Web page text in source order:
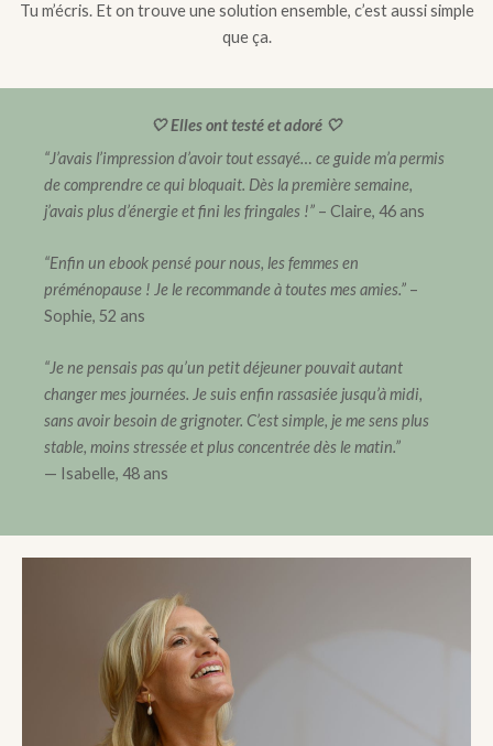
Tu m’écris. Et on trouve une solution ensemble, c’est aussi simple
que ça.
🤍 Elles ont testé et adoré 🤍
“J’avais l’impression d’avoir tout essayé… ce guide m’a permis
de comprendre ce qui bloquait. Dès la première semaine,
j’avais plus d’énergie et fini les fringales !” – Claire, 46 ans
“Enfin un ebook pensé pour nous, les femmes en
préménopause ! Je le recommande à toutes mes amies.” –
Sophie, 52 ans
“Je ne pensais pas qu’un petit déjeuner pouvait autant
changer mes journées. Je suis enfin rassasiée jusqu’à midi,
sans avoir besoin de grignoter. C’est simple, je me sens plus
stable, moins stressée et plus concentrée dès le matin.”
— Isabelle, 48 ans